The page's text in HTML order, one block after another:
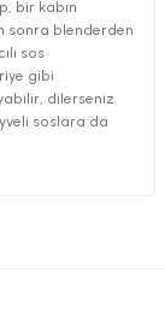
bir kabın
sonra blenderden
sos
gibi
dilerseniz
soslara da